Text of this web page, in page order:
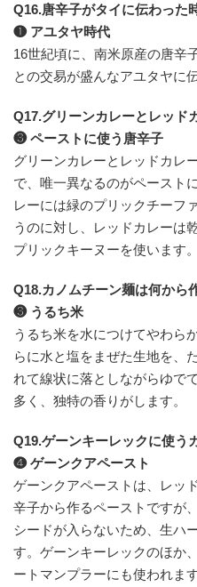
Q16.唐辛子がタイに伝わった
❶ アユタヤ時代
16世紀頃に、南米原産の唐辛
との交易が盛んなアユタヤに
Q17.グリーンカレーとレッド
❸ ペーストに使う唐辛子
グリーンカレーとレッドカレ
で、唯一異なるのがペースト
レーには緑のプリックチーフ
うのに対し、レッドカレーは
プリックキーヌーを使います。
Q18.カノムチーン麺は何から
❸ うるち米
うるち米を水につけてやわら
らに水と塩をまぜた生地を、
れて線状に落としながらゆで
多く、独特の香りがします。
Q19.ゲーンキーレックに使う
❹ ゲーンクアペースト
ゲーンクアペーストは、レッ
辛子から作るペーストですが
シードが入らないため、生ハ
す。ゲーンキーレックのほか
ートマンプラーにも使われます